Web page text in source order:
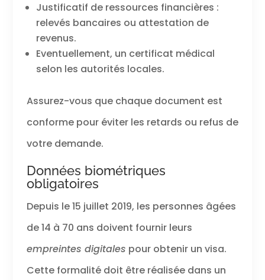
Justificatif de ressources financières :
relevés bancaires ou attestation de
revenus.
Eventuellement, un certificat médical
selon les autorités locales.
Assurez-vous que chaque document est
conforme pour éviter les retards ou refus de
votre demande.
Données biométriques
obligatoires
Depuis le 15 juillet 2019, les personnes âgées
de 14 à 70 ans doivent fournir leurs
empreintes digitales pour obtenir un visa.
Cette formalité doit être réalisée dans un